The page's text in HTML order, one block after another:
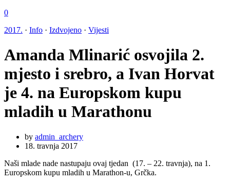
0
2017. · Info · Izdvojeno · Vijesti
Amanda Mlinarić osvojila 2.
mjesto i srebro, a Ivan Horvat
je 4. na Europskom kupu
mladih u Marathonu
by admin_archery
18. travnja 2017
Naši mlade nade nastupaju ovaj tjedan (17. – 22. travnja), na 1.
Europskom kupu mladih u Marathon-u, Grčka.